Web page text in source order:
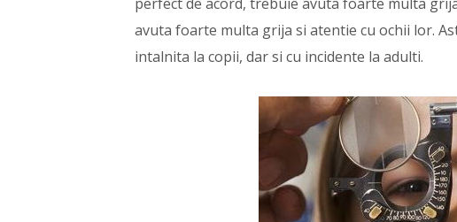
avuta foarte multa grija si atentie cu ochii lor.
intalnita la copii, dar si cu incidente la adulti.